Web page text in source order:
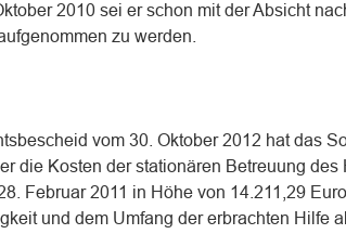
2010 sei er schon mit der Absicht
zu werden.
vom 30. Oktober 2012 hat das
die Kosten der stationären Betreuung des
Februar 2011 in Höhe von 14.211,29
und dem Umfang der erbrachten Hilfe